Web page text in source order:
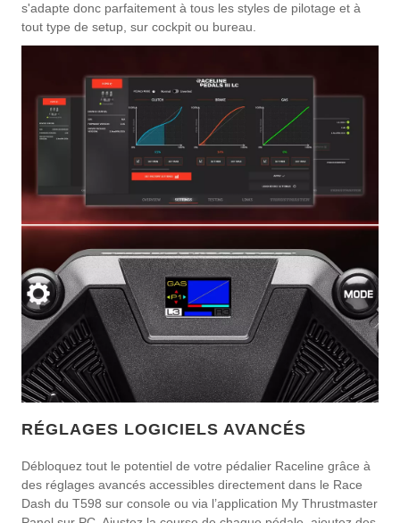
s'adapte donc parfaitement à tous les styles de pilotage et à
tout type de setup, sur cockpit ou bureau.
RÉGLAGES LOGICIELS AVANCÉS
Débloquez tout le potentiel de votre pédalier Raceline grâce à
des réglages avancés accessibles directement dans le Race
Dash du T598 sur console ou via l’application My Thrustmaster